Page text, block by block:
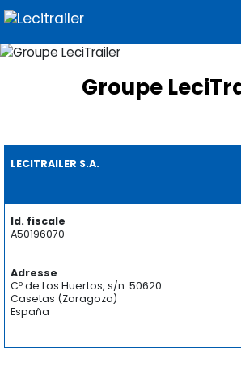
Groupe
LECITRAILER S.A.
Id. fiscale
A50196070
Adresse
Cº de Los Huertos, s/n. 50620
Casetas (Zaragoza)
España